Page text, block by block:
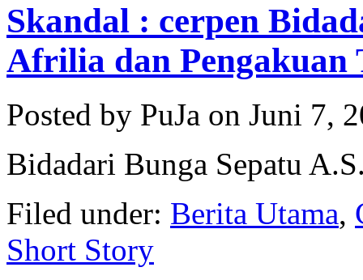
Skandal : cerpen
Afrilia dan Pengakuan
Posted by PuJa on Juni 7,
Bidadari Bunga Sepatu
Filed under: Berita Utama,
Short Story